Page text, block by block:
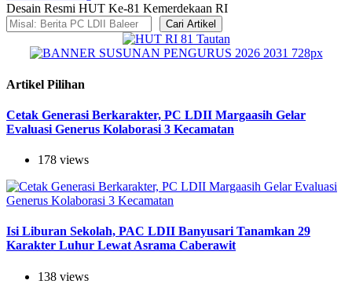
Desain Resmi HUT Ke-81 Kemerdekaan RI
Cari Artikel
Artikel Pilihan
Cetak Generasi Berkarakter, PC LDII Margaasih Gelar
Evaluasi Generus Kolaborasi 3 Kecamatan
178 views
Isi Liburan Sekolah, PAC LDII Banyusari Tanamkan 29
Karakter Luhur Lewat Asrama Caberawit
138 views